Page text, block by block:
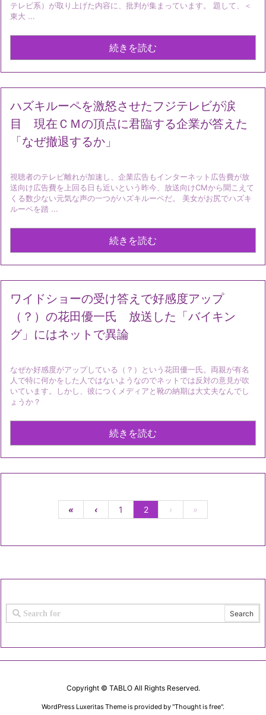
テレビ系）が取り上げた内容に、批判が集まっています。 題して、＜
東大 ...
続きを読む
ハズキルーペを激怒させたフジテレビが涙
目 現在ＣＭの頂点に君臨する企業が答えた
「なぜ撤退するか」
視聴者のテレビ離れが加速し、企業広告もインターネット広告費が放
送向け広告費を上回る日も近いという昨今、放送向けCMから聞こえて
くる数少ない元気な声の一つがハズキルーペだ。 美女がお尻でハズキ
ルーペを踏 ...
続きを読む
ワイドショーの受け答えで好感度アップ
（？）の花田優一氏 放送した「バイキン
グ」にはネットで異論
なぜか好感度がアップしている（？）という花田優一氏。両親が有名
人で特に何かをした人ではないようなのでネットでは反対の意見が吹
いています。しかし、彼につくメディアと靴の納期は大丈夫なんでし
ょうか？
続きを読む
« ‹ 1 2 › »
Copyright © TABLOAll Rights Reserved.
WordPress Luxeritas Theme is provided by "Thought is free".